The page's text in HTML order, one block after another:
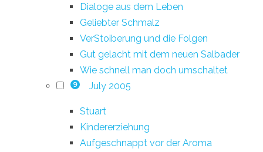
Dialoge aus dem Leben
Geliebter Schmalz
VerStoiberung und die Folgen
Gut gelacht mit dem neuen Salbader
Wie schnell man doch umschaltet
9 July 2005
Stuart
Kindererziehung
Aufgeschnappt vor der Aroma